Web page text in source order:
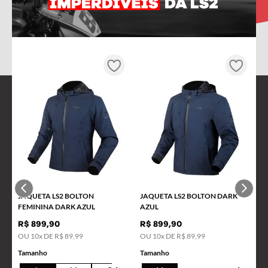
JAQUETA LS2 BOLTON
FEMININA DARK AZUL
R$ 899,90
OU 10x DE R$89 99
Tamanho
JAQUETA LS2 BOLTON DARK
AZUL
R$ 899,90
OU 10x DE R$89 99
Tamanho
Always Ahead
INSTITUCIONAL
FAQ
º starwar
10º capacete masculino